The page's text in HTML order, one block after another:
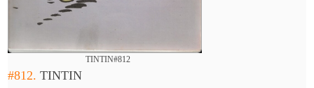
TINTIN#812
#812.TINTIN